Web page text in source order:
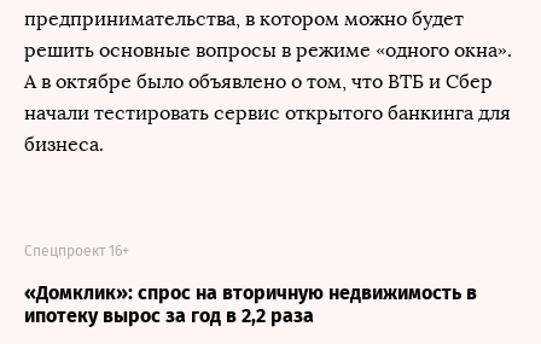
предпринимательства, в котором можно будет
решить основные вопросы в режиме «одного окна».
А в октябре было объявлено о том, что ВТБ и Сбер
начали тестировать сервис открытого банкинга для
бизнеса.
«Домклик»: спрос на вторичную недвижимость в
ипотеку вырос за год в 2,2 раза
Спецпроект 16+